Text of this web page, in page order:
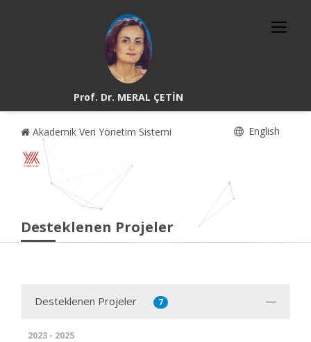
Prof. Dr. MERAL ÇETİN
Akademik Veri Yönetim Sistemi English
Desteklenen Projeler
Desteklenen Projeler 7
2023 - 2025